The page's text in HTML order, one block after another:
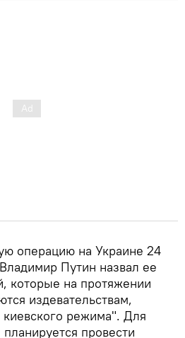
операцию на Украине 24
Путин назвал ее
которые на протяжении
издевательствам,
режима". Для
провести